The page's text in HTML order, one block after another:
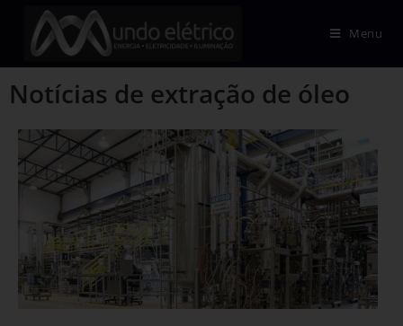
Menu
Notícias de extração de óleo